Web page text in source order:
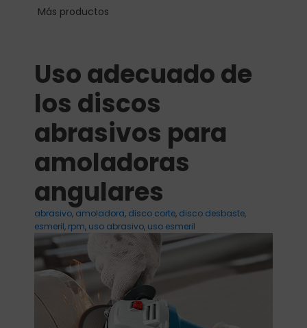
Más productos
Uso adecuado de
los discos
abrasivos para
amoladoras
angulares
abrasivo, amoladora, disco corte, disco desbaste,
esmeril, rpm, uso abrasivo, uso esmeril